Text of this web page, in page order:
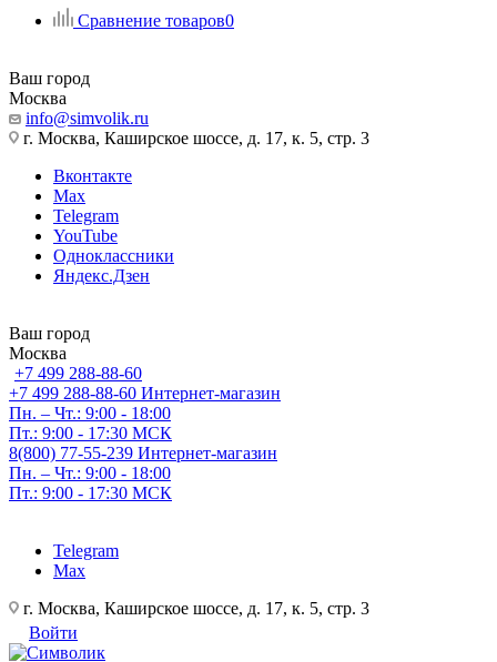
Сравнение товаров0
Ваш город
Москва
info@simvolik.ru
г. Москва, Каширское шоссе, д. 17, к. 5, стр. 3
Вконтакте
Max
Telegram
YouTube
Одноклассники
Яндекс.Дзен
Ваш город
Москва
+7 499 288-88-60
+7 499 288-88-60 Интернет-магазин
Пн. – Чт.: 9:00 - 18:00
Пт.: 9:00 - 17:30 МСК
8(800) 77-55-239 Интернет-магазин
Пн. – Чт.: 9:00 - 18:00
Пт.: 9:00 - 17:30 МСК
Telegram
Max
г. Москва, Каширское шоссе, д. 17, к. 5, стр. 3
Войти